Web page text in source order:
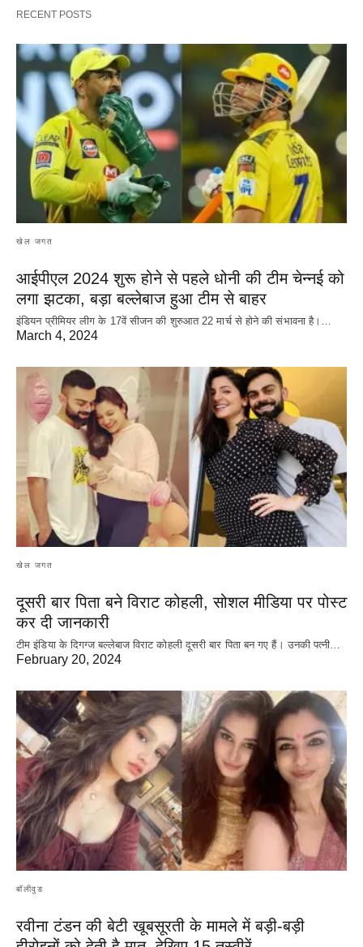
RECENT POSTS
खेल जगत
आईपीएल 2024 शुरू होने से पहले धोनी की टीम चेन्नई को
लगा झटका, बड़ा बल्लेबाज हुआ टीम से बाहर
इंडियन प्रीमियर लीग के 17वें सीजन की शुरुआत 22 मार्च से होने की संभावना है।…
March 4, 2024
खेल जगत
दूसरी बार‌ पिता बने विराट कोहली, सोशल मीडिया पर पोस्ट
कर दी‌ जानकारी
टीम इंडिया के दिगग्ज बल्लेबाज विराट कोहली दूसरी बार पिता बन गए हैं। उनकी पत्नी…
February 20, 2024
बॉलीवुड
रवीना टंडन की बेटी खूबसूरती के मामले में बड़ी-बड़ी